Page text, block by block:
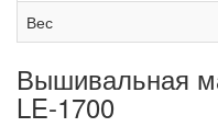
Вес
Вышивальная
LE-1700